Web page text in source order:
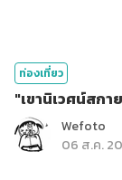
ท่องเที่ยว
"เขานิเวศน์สก
Wefoto
06 ส.ค.